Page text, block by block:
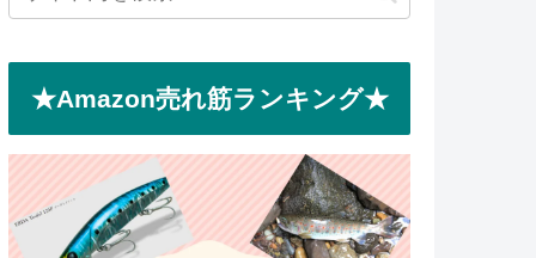
★Amazon売れ筋ランキング★